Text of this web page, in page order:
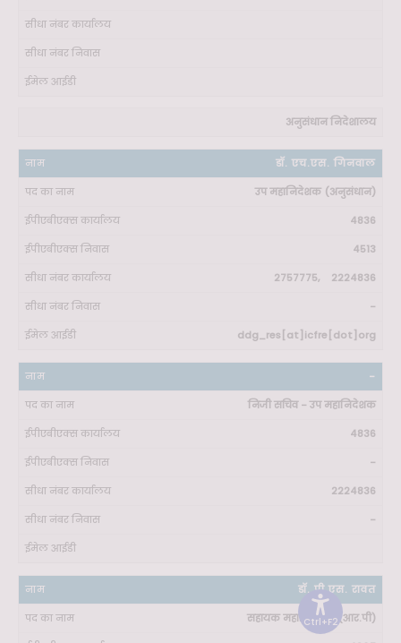
अनुसंधान निदेशालय
डॉ. एच.एस. गिनवाल
उप महानिदेशक (अनुसंधान)
4836
4513
2757775, 2224836
-
ddg_res[at]icfre[dot]org
-
निजी सचिव - उप महानिदेशक
4836
-
2224836
-
डॉ. पी.एस. रावत
सहायक महानिदेशक (आर.पी)
Ctrl+F2